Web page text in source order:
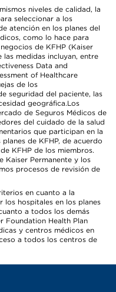
niveles de calidad, la
seleccionar a los
atención en los planes del
como lo hace para
de KFHP (Kaiser
las medidas incluyan, entre
Data and
of Healthcare
de los
seguridad del paciente, las
geográfica.Los
de Seguros Médicos de
del cuidado de la salud
que participan en la
de KFHP, de acuerdo
KFHP de los miembros.
Kaiser Permanente y los
procesos de revisión de
en cuanto a la
los hospitales en los planes
a todos los demás
Foundation Health Plan
y centros médicos en
a todos los centros de